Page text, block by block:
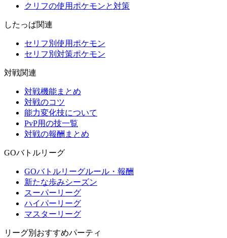
クリフの使用ポケモンと対策
したっぱ関連
セリフ別使用ポケモン
セリフ別対策ポケモン
対戦関連
対戦機能まとめ
対戦のコツ
能力変化技について
PvP用の技一覧
対戦の報酬まとめ
GOバトルリーグ
GOバトルリーグルール・報酬
新たな歩みシーズン
スーパーリーグ
ハイパーリーグ
マスターリーグ
リーグ別おすすめパーティ